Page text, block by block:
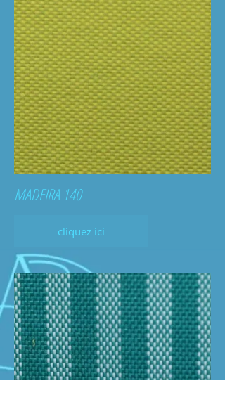
MADEIRA 140
cliquez ici